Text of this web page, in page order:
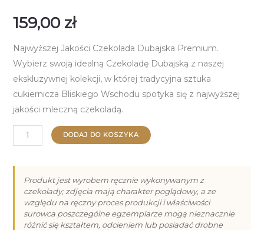
159,00 zł
Najwyższej Jakości Czekolada Dubajska Premium.
Wybierz swoją idealną Czekoladę Dubajską z naszej
ekskluzywnej kolekcji, w której tradycyjna sztuka
cukiernicza Bliskiego Wschodu spotyka się z najwyższej
jakości mleczną czekoladą.
ilość
Czekolada
(580g)
DODAJ DO KOSZYKA
Produkt jest wyrobem ręcznie wykonywanym z
czekolady; zdjęcia mają charakter poglądowy, a ze
względu na ręczny proces produkcji i właściwości
surowca poszczególne egzemplarze mogą nieznacznie
różnić się kształtem, odcieniem lub posiadać drobne